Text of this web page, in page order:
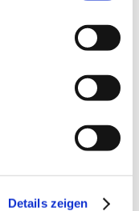
Details zeigen
von Google